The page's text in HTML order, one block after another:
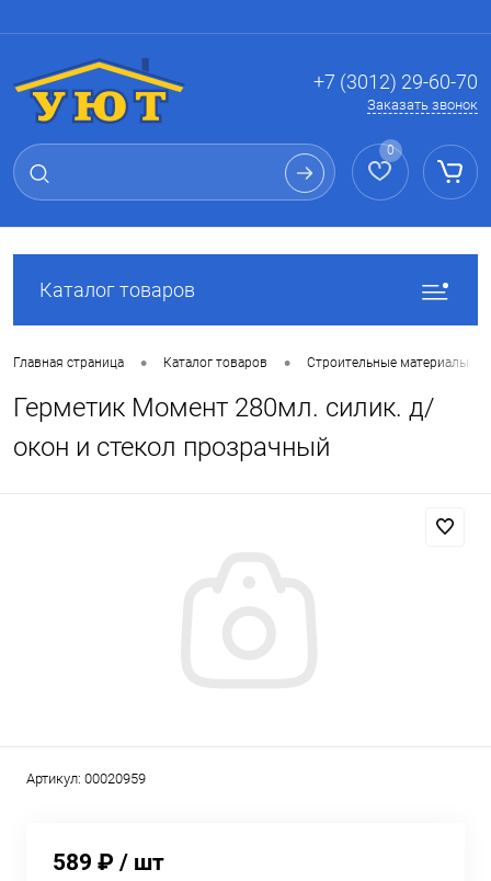
+7 (3012) 29-60-70
Заказать звонок
0
Каталог товаров
Главная страница • Каталог товаров • Строительные материалы
Герметик Момент 280мл. силик. д/
окон и стекол прозрачный
Артикул: 00020959
589 ₽ / шт